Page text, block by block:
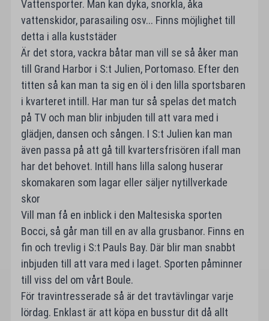
Vattensporter. Man kan dyka, snorkla, åka
vattenskidor, parasailing osv... Finns möjlighet till
detta i alla kuststäder
Är det stora, vackra båtar man vill se så åker man
till Grand Harbor i S:t Julien, Portomaso. Efter den
titten så kan man ta sig en öl i den lilla sportsbaren
i kvarteret intill. Har man tur så spelas det match
på TV och man blir inbjuden till att vara med i
glädjen, dansen och sången. I S:t Julien kan man
även passa på att gå till kvartersfrisören ifall man
har det behovet. Intill hans lilla salong huserar
skomakaren som lagar eller säljer nytillverkade
skor
Vill man få en inblick i den Maltesiska sporten
Bocci, så går man till en av alla grusbanor. Finns en
fin och trevlig i S:t Pauls Bay. Där blir man snabbt
inbjuden till att vara med i laget. Sporten påminner
till viss del om vårt Boule.
För travintresserade så är det travtävlingar varje
lördag. Enklast är att köpa en busstur dit då allt